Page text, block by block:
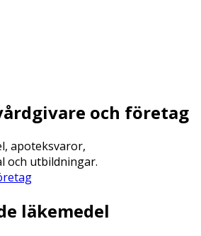
och företag
apoteksvaror,
och utbildningar.
läkemedel